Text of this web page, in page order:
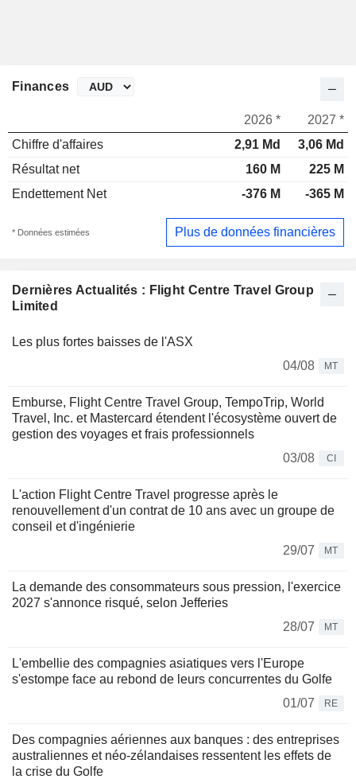
Dernières Actualités : Flight Centre Travel Group
Limited
Les plus fortes baisses de l'ASX
04/08
MT
Emburse, Flight Centre Travel Group, TempoTrip, World
Travel, Inc. et Mastercard étendent l'écosystème ouvert de
gestion des voyages et frais professionnels
03/08
CI
L'action Flight Centre Travel progresse après le
renouvellement d'un contrat de 10 ans avec un groupe de
conseil et d'ingénierie
29/07
MT
La demande des consommateurs sous pression, l'exercice
2027 s'annonce risqué, selon Jefferies
28/07
MT
L'embellie des compagnies asiatiques vers l'Europe
s'estompe face au rebond de leurs concurrentes du Golfe
01/07
RE
Des compagnies aériennes aux banques : des entreprises
australiennes et néo-zélandaises ressentent les effets de
la crise du Golfe
Finances
2026 *
2027 *
Chiffre d'affaires
2,91 Md
3,06 Md
Résultat net
160 M
225 M
Endettement Net
-376 M -365 M
* Données estimées Plus de données financières